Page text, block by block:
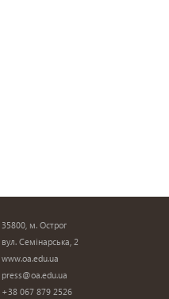
35800, м. Острог
вул. Семінарська, 2
www.oa.edu.ua
press@oa.edu.ua
+38 067 879 2526